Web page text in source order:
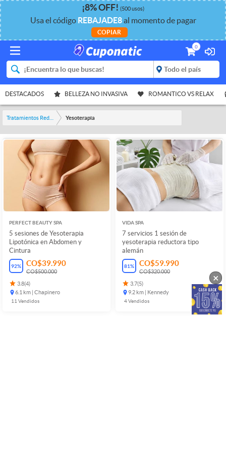
¡8%OFF! (500 usos)
Usa el código REBAJADE8al momento de pagar
COPIAR
0
DESTACADOS BELLEZA NO INVASIVA ROMANTICO VS RELAX
Yesoterapia
PERFECT BEAUTY SPA
5 sesiones de Yesoterapia
Lipotónica en Abdomen y
Cintura
92% CO$39.990
CO$500.000
3.8(4)
6.1 km | Chapinero
11 Vendidos
VIDA SPA
7 servicios 1 sesión de
yesoterapia reductora tipo
alemán
81% CO$59.990
CO$320.000
3.7(5)
9.2 km | Kennedy
4Vendidos
×